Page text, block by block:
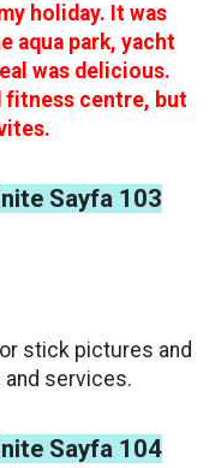
holiday. It was
aqua park, yacht
was delicious.
fitness centre, but
Sayfa 103
stick pictures and
services.
Sayfa 104